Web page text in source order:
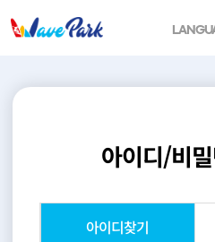
아이디/비
아이디찾기